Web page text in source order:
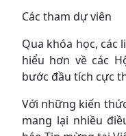
Các tham dự viên
Qua khóa học, các
hiểu hơn về các
bước đầu tích cực
Với những kiến
mang lại nhiều